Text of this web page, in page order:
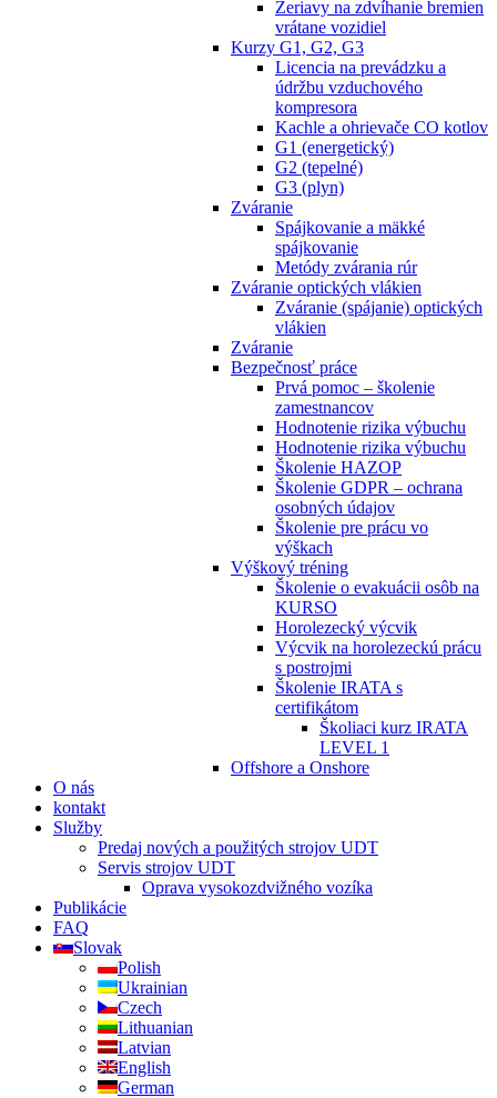
Žeriavy na zdvíhanie bremien
vrátane vozidiel
Kurzy G1, G2, G3
Licencia na prevádzku a
údržbu vzduchového
kompresora
Kachle a ohrievače CO kotlov
G1 (energetický)
G2 (tepelné)
G3 (plyn)
Zváranie
Spájkovanie a mäkké
spájkovanie
Metódy zvárania rúr
Zváranie optických vlákien
Zváranie (spájanie) optických
vlákien
Zváranie
Bezpečnosť práce
Prvá pomoc – školenie
zamestnancov
Hodnotenie rizika výbuchu
Hodnotenie rizika výbuchu
Školenie HAZOP
Školenie GDPR – ochrana
osobných údajov
Školenie pre prácu vo
výškach
Výškový tréning
Školenie o evakuácii osôb na
KURSO
Horolezecký výcvik
Výcvik na horolezeckú prácu
s postrojmi
Školenie IRATA s
certifikátom
Školiaci kurz IRATA
LEVEL 1
Offshore a Onshore
O nás
kontakt
Služby
Predaj nových a použitých strojov UDT
Servis strojov UDT
Oprava vysokozdvižného vozíka
Publikácie
FAQ
Slovak
Polish
Ukrainian
Czech
Lithuanian
Latvian
English
German